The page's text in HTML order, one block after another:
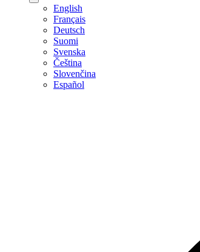
English
Français
Deutsch
Suomi
Svenska
Čeština
Slovenčina
Español